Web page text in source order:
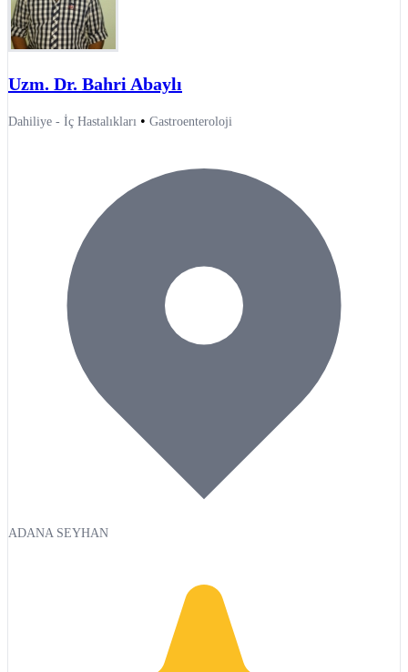
Uzm. Dr. Bahri Abaylı
Dahiliye - İç Hastalıkları • Gastroenteroloji
ADANA SEYHAN